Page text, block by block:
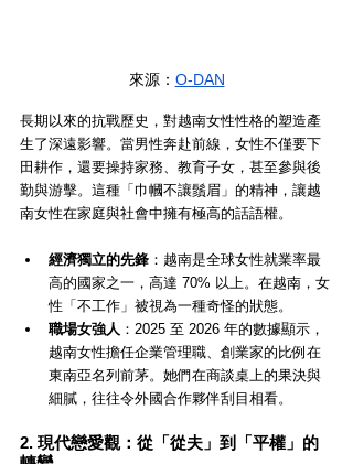
來源： O-DAN
長期以來的抗戰歷史，對越南女性性格的塑造產
生了深遠影響。當男性奔赴前線，女性不僅要下
田耕作，還要操持家務、教育子女，甚至參與後
勤與游擊。這種「巾幗不讓鬚眉」的精神，讓越
南女性在家庭與社會中擁有極高的話語權。
經濟獨立的先鋒 ：越南是全球女性就業率最
高的國家之一，高達 70% 以上。在越南，女
性「不工作」被視為一種奇怪的狀態。
職場女強人 ：2025 至 2026 年的數據顯示，
越南女性擔任企業管理職、創業家的比例在
東南亞名列前茅。她們在商談桌上的果決與
細膩，往往令外國合作夥伴刮目相看。
2. 現代戀愛觀：從「從夫」到「平權」的